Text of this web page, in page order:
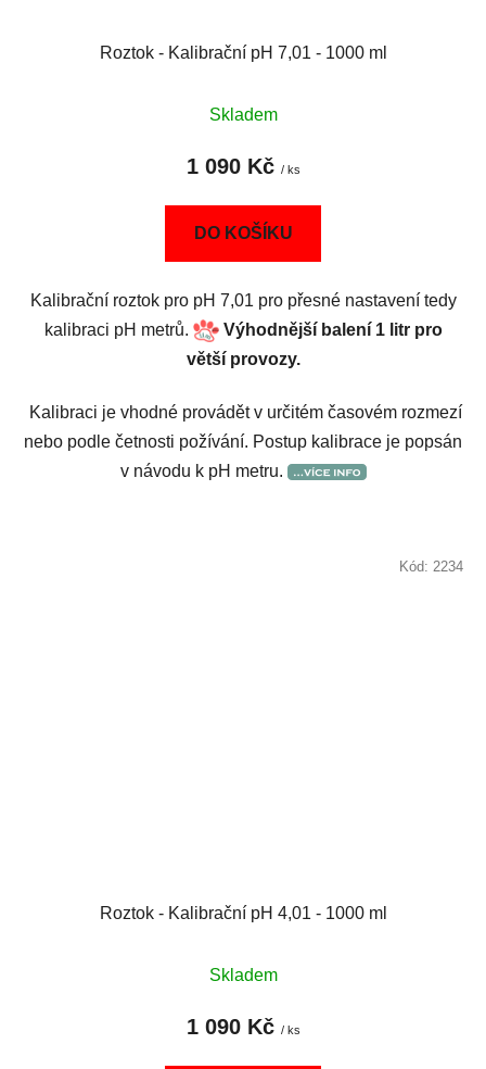
Roztok - Kalibrační pH 7,01 - 1000 ml
Skladem
1 090 Kč / ks
DO KOŠÍKU
Kalibrační roztok pro pH 7,01 pro přesné nastavení tedy
kalibraci pH metrů.
Výhodnější balení 1 litr pro
větší provozy.
Kalibraci je vhodné provádět v určitém časovém rozmezí
nebo podle četnosti požívání. Postup kalibrace je popsán
v návodu k pH metru.
Roztok - Kalibrační pH 4,01 - 1000 ml
Skladem
1 090 Kč / ks
Kód: 2234